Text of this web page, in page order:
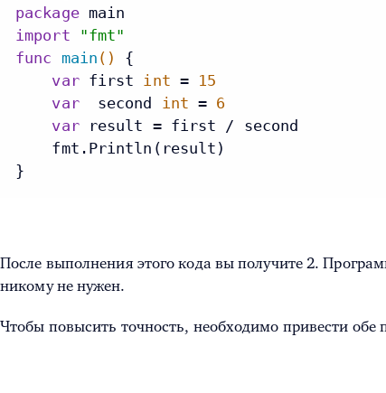
package
import
"fmt"
func main ()
{
var first int = 15
var second int = 6
var result = first / second
fmt.Println(result)
}
После выполнения этого кода вы получите 2.
никому не нужен.
Чтобы повысить точность, необходимо привести обе